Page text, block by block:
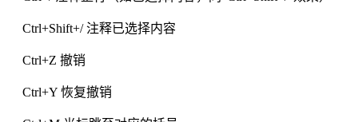
Ctrl+Shift+/ 注释已选择内容
Ctrl+Z 撤销
Ctrl+Y 恢复撤销